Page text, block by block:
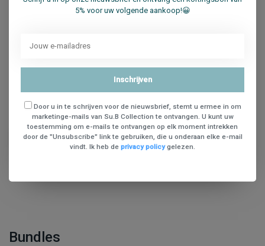
13 Aug 2021
I bought this bag for my wife's birthday, she really loves it,
The bag looks elegant and the leather material is very
smooth.
Je beoordeling toevoegen
Bundles
5% voor uw volgende aankoop!😀
Inschrijven
Door u in te schrijven voor de nieuwsbrief, stemt u ermee in om
marketinge-mails van Su.B Collection te ontvangen. U kunt uw
toestemming om e-mails te ontvangen op elk moment intrekken
door de "Unsubscribe" link te gebruiken, die u onderaan elke e-mail
vindt. Ik heb de privacy policygelezen.